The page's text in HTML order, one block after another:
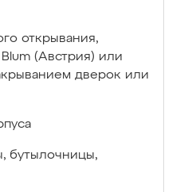
открывания,
(Австрия) или
дверок или
бутылочницы,